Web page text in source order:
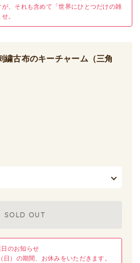
、それも含めて「世界にひとつだけの雑
。
古布のキーチャーム（三角
SOLD OUT
のお知らせ
）の期間、お休みをいただきます。